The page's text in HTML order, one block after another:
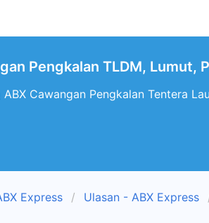
Pengkalan TLDM, Lumut,
Cawangan Pengkalan Tentera
Express Ulasan - ABX Express